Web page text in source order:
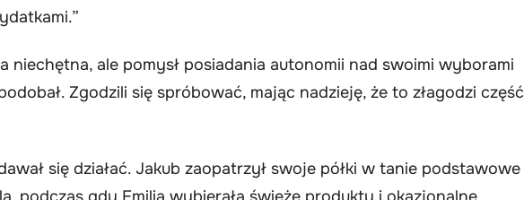
niechętna, ale pomysł posiadania autonomii nad swoimi wyborami
Zgodzili się spróbować, mając nadzieję, że to złagodzi część
się działać. Jakub zaopatrzył swoje półki w tanie podstawowe
podczas gdy Emilia wybierała świeże produkty i okazjonalne